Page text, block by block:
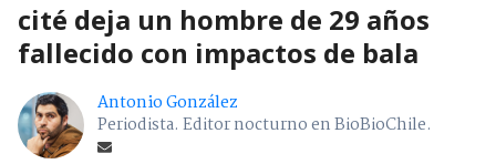
cité deja un hombre de 29 años
fallecido con impactos de bala
Antonio González
Periodista. Editor nocturno en BioBioChile.